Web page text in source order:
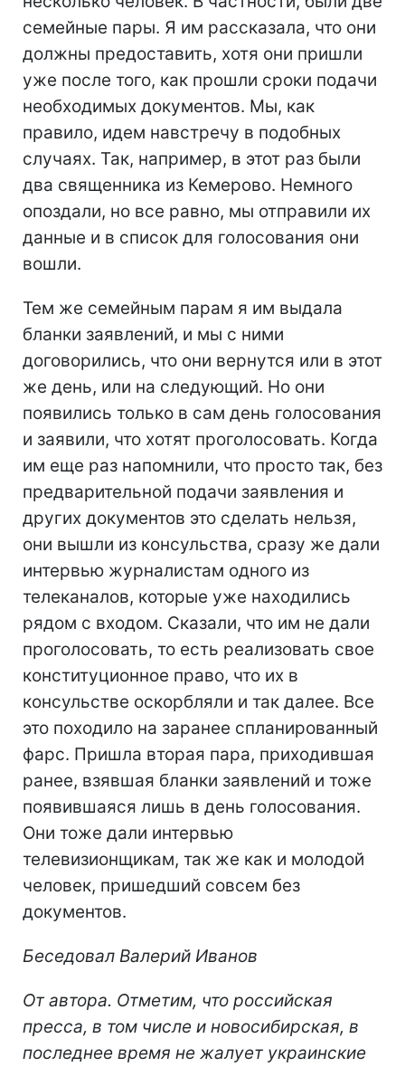
семейные пары. Я им рассказала, что они
должны предоставить, хотя они пришли
уже после того, как прошли сроки подачи
необходимых документов. Мы, как
правило, идем навстречу в подобных
случаях. Так, например, в этот раз были
два священника из Кемерово. Немного
опоздали, но все равно, мы отправили их
данные и в список для голосования они
вошли.
Тем же семейным парам я им выдала
бланки заявлений, и мы с ними
договорились, что они вернутся или в этот
же день, или на следующий. Но они
появились только в сам день голосования
и заявили, что хотят проголосовать. Когда
им еще раз напомнили, что просто так, без
предварительной подачи заявления и
других документов это сделать нельзя,
они вышли из консульства, сразу же дали
интервью журналистам одного из
телеканалов, которые уже находились
рядом с входом. Сказали, что им не дали
проголосовать, то есть реализовать свое
конституционное право, что их в
консульстве оскорбляли и так далее. Все
это походило на заранее спланированный
фарс. Пришла вторая пара, приходившая
ранее, взявшая бланки заявлений и тоже
появившаяся лишь в день голосования.
Они тоже дали интервью
телевизионщикам, так же как и молодой
человек, пришедший совсем без
документов.
Беседовал Валерий Иванов
От автора. Отметим, что российская
пресса, в том числе и новосибирская, в
последнее время не жалует украинские